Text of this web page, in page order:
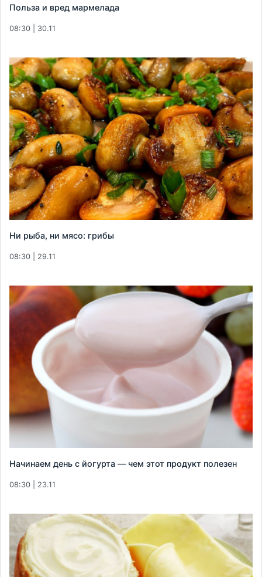
Польза и вред мармелада
08:30 | 30.11
Ни рыба, ни мясо: грибы
08:30 | 29.11
Начинаем день с йогурта — чем этот продукт полезен
08:30 | 23.11